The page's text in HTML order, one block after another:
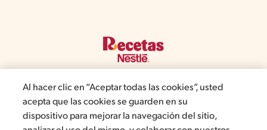
©2019, Nestlé. Marcas registradas por Société del Produits Nestlé,
S.A. Vevey (Suiza)
Al hacer clic en “Aceptar todas las cookies”, usted
acepta que las cookies se guarden en su
dispositivo para mejorar la navegación del sitio,